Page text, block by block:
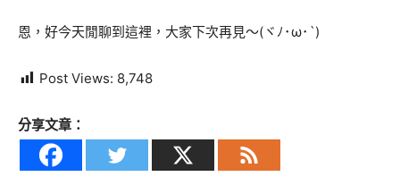
恩，好今天閒聊到這裡，大家下次再見～(ヾﾉ･ω･`)
Post Views: 8,748
分享文章：